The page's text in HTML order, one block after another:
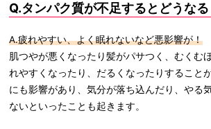
Q.タンパク質が不足するとどうなる
A.疲れやすい、よく眠れないなど悪影響が！
肌つやが悪くなったり髪がパサつく、むくむ
れやすくなったり、だるくなったりすること
にも影響があり、気分が落ち込んだり、やる
ないといったことも起きます。